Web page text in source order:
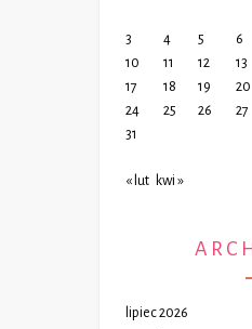
3
4 5 6
10
11 12 13
17
18 19 20
24
25 26 27
31
« lut kwi »
lipiec 2026